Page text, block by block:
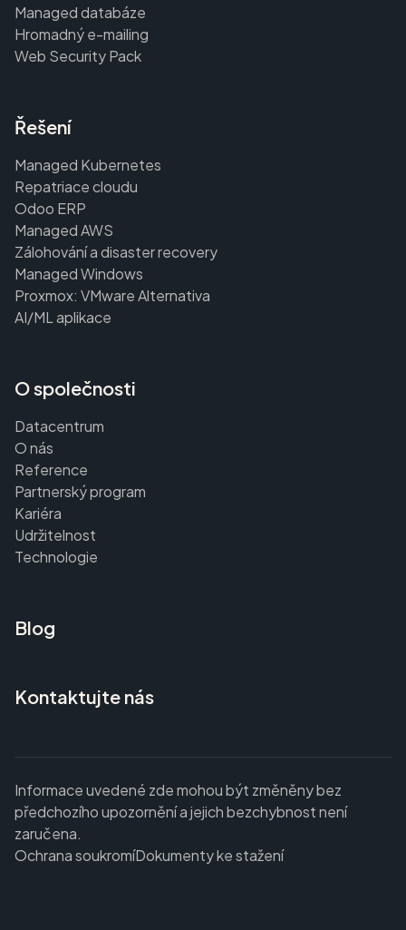
Managed databáze
Hromadný e-mailing
Web Security Pack
Řešení
Managed Kubernetes
Repatriace cloudu
Odoo ERP
Managed AWS
Zálohování a disaster recovery
Managed Windows
Proxmox: VMware Alternativa
AI/ML aplikace
O společnosti
Datacentrum
O nás
Reference
Partnerský program
Kariéra
Udržitelnost
Technologie
Blog
Kontaktujte nás
Informace uvedené zde mohou být změněny bez
předchozího upozornění a jejich bezchybnost není
zaručena.
Ochrana soukromíDokumenty ke stažení